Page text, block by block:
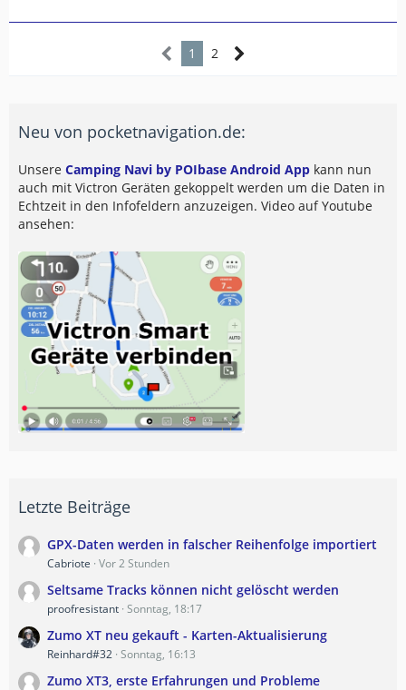
1 2
Neu von pocketnavigation.de:
Unsere Camping Navi by POIbase Android App kann nun
auch mit Victron Geräten gekoppelt werden um die Daten in
Echtzeit in den Infofeldern anzuzeigen. Video auf Youtube
ansehen:
Letzte Beiträge
GPX-Daten werden in falscher Reihenfolge importiert
Cabriote Vor 2 Stunden
Seltsame Tracks können nicht gelöscht werden
proofresistant Sonntag, 18:17
Zumo XT neu gekauft - Karten-Aktualisierung
Reinhard#32 Sonntag, 16:13
Zumo XT3, erste Erfahrungen und Probleme